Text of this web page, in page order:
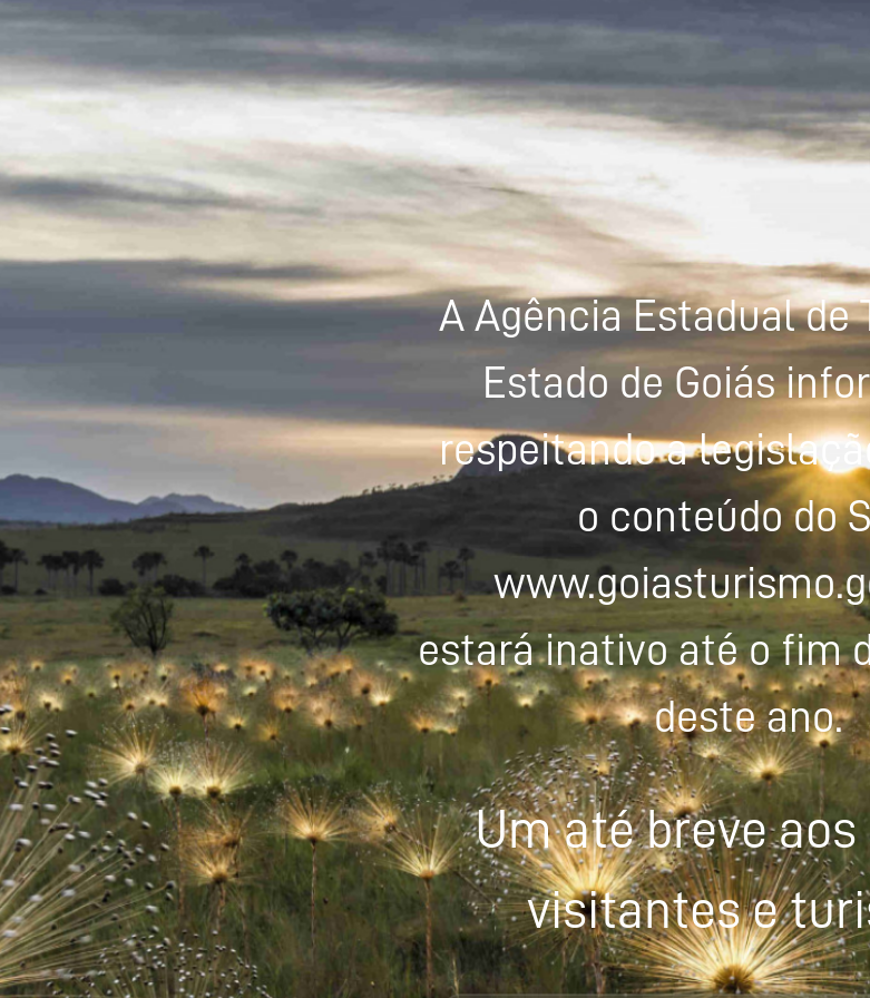
A Agência Estadual de
Estado de Goiás
respeitando a
o conteúdo do
estará inativo até o fim
deste ano.
Um até breve aos
visitantes e